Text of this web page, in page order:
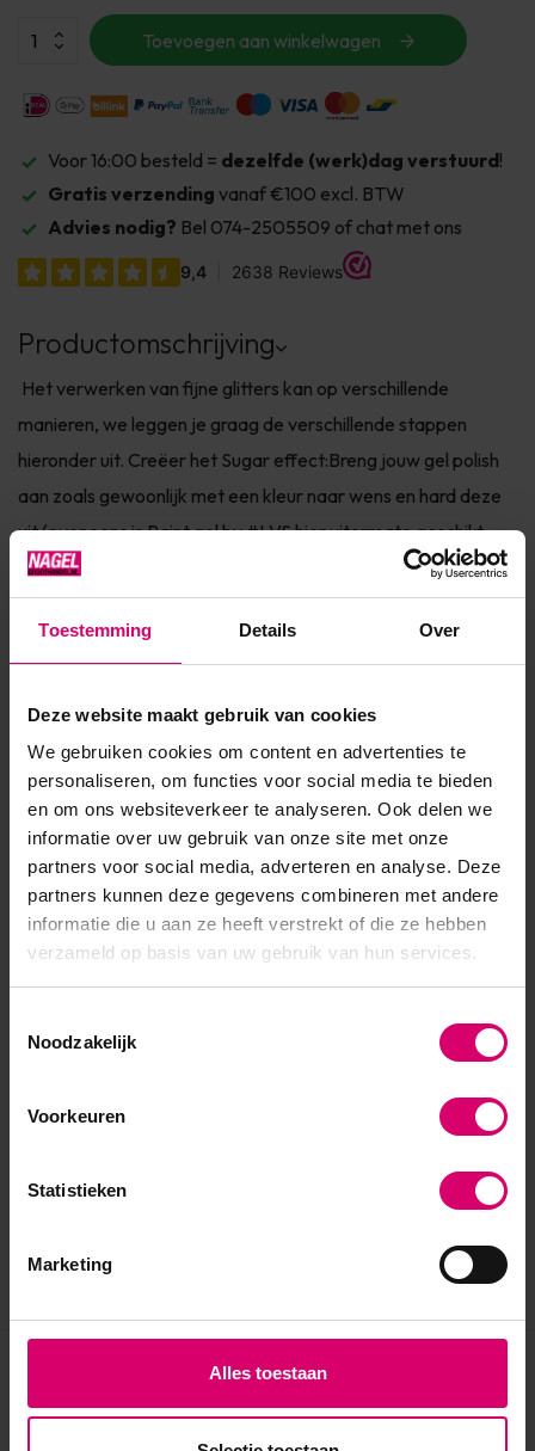
Toestemming Details Over
Deze website maakt gebruik van cookies
We gebruiken cookies om content en advertenties te
personaliseren, om functies voor social media te bieden
en om ons websiteverkeer te analyseren. Ook delen we
informatie over uw gebruik van onze site met onze
partners voor social media, adverteren en analyse. Deze
partners kunnen deze gegevens combineren met andere
informatie die u aan ze heeft verstrekt of die ze hebben
verzameld op basis van uw gebruik van hun services.
Noodzakelijk
Voorkeuren
Statistieken
Marketing
Alles toestaan
Toevoegen aan winkelwagen
Voor 16:00 besteld = dezelfde (werk)dag verstuurd!
Gratis verzending vanaf €100 excl. BTW
Advies nodig? Bel 074-2505509 of chat met ons
Productomschrijving
Het verwerken van fijne glitters kan op verschillende
manieren, we leggen je graag de verschillende stappen
hieronder uit. Creëer het Sugar effect:Breng jouw gel polish
aan zoals gewoonlijk met een kleur naar wens en hard deze
uit (eveneens is Paint gel by #LVS hier uitermate geschikt
voor).Breng de sugaring aan(al strooiend) over de niet
uitge...
Product specificaties
Artikelnummer 49289
SKU 604039